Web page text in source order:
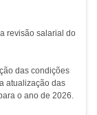
revisão salarial do
das condições
atualização das
o ano de 2026.